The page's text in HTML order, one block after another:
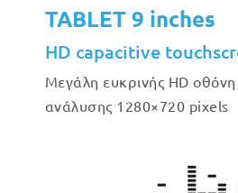
TABLET 9 inches
HD capacitive
Μεγάλη ευκρινής HD
ανάλυσης 1280×720 pixels